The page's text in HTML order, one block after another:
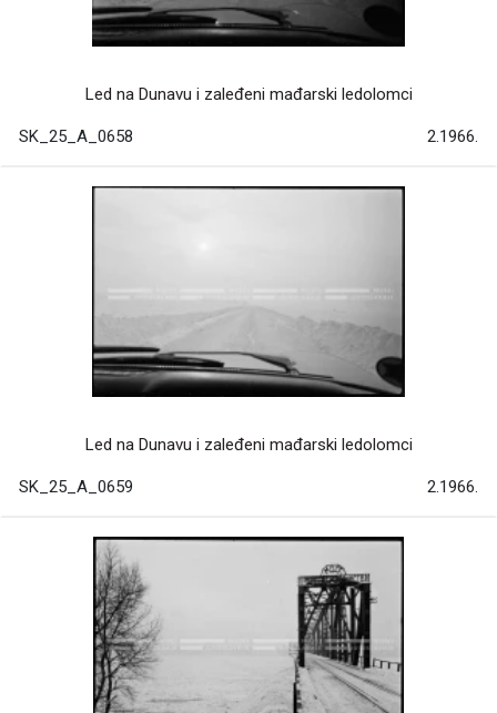
Led na Dunavu i zaleđeni mađarski ledolomci
SK_25_A_0658 2.1966.
Led na Dunavu i zaleđeni mađarski ledolomci
SK_25_A_0659 2.1966.